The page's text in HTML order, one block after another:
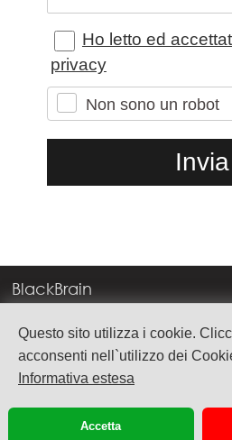
Questo sito utilizza i cookie.
acconsenti nell`utilizzo dei
Informativa estesa
Accetta
Ho letto ed
privacy
Non sono un robot
BlackBrain
Corso Milano, 83
37138 Verona
TEL. +39 045 575888